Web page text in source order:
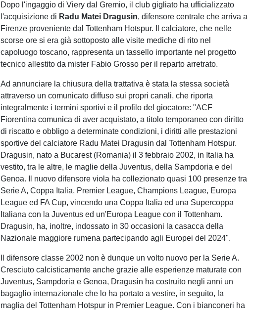
Dopo l'ingaggio di Viery dal Gremio, il club gigliato ha ufficializzato
l'acquisizione di Radu Matei Dragusin, difensore centrale che arriva a
Firenze proveniente dal Tottenham Hotspur. Il calciatore, che nelle
scorse ore si era già sottoposto alle visite mediche di rito nel
capoluogo toscano, rappresenta un tassello importante nel progetto
tecnico allestito da mister Fabio Grosso per il reparto arretrato.
Ad annunciare la chiusura della trattativa è stata la stessa società
attraverso un comunicato diffuso sui propri canali, che riporta
integralmente i termini sportivi e il profilo del giocatore: "ACF
Fiorentina comunica di aver acquistato, a titolo temporaneo con diritto
di riscatto e obbligo a determinate condizioni, i diritti alle prestazioni
sportive del calciatore Radu Matei Dragusin dal Tottenham Hotspur.
Dragusin, nato a Bucarest (Romania) il 3 febbraio 2002, in Italia ha
vestito, tra le altre, le maglie della Juventus, della Sampdoria e del
Genoa. Il nuovo difensore viola ha collezionato quasi 100 presenze tra
Serie A, Coppa Italia, Premier League, Champions League, Europa
League ed FA Cup, vincendo una Coppa Italia ed una Supercoppa
Italiana con la Juventus ed un'Europa League con il Tottenham.
Dragusin, ha, inoltre, indossato in 30 occasioni la casacca della
Nazionale maggiore rumena partecipando agli Europei del 2024".
Il difensore classe 2002 non è dunque un volto nuovo per la Serie A.
Cresciuto calcisticamente anche grazie alle esperienze maturate con
Juventus, Sampdoria e Genoa, Dragusin ha costruito negli anni un
bagaglio internazionale che lo ha portato a vestire, in seguito, la
maglia del Tottenham Hotspur in Premier League. Con i bianconeri ha